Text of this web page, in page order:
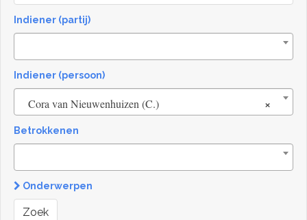
Indiener (partij)
Indiener (persoon)
×
Cora van Nieuwenhuizen (C.)
Betrokkenen
Onderwerpen
Zoek